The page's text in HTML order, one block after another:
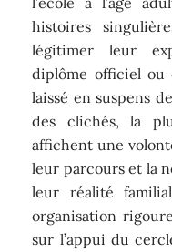
histoires
légitimer leur
diplôme officiel ou
laissé en suspens
des clichés, la
affichent une
leur parcours et la
leur réalité
organisation
sur l’appui du